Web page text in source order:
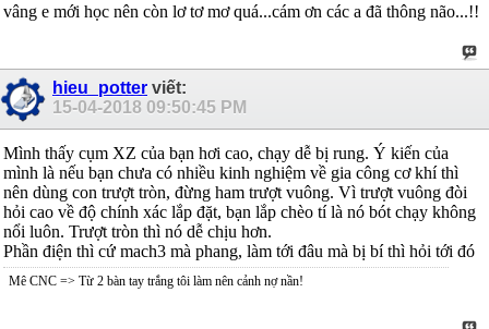
vâng e mới học nên còn lơ tơ mơ quá...cám ơn các a đã thông não...!!
hieu_potter viết:
15-04-2018 09:50:45 PM
Mình thấy cụm XZ của bạn hơi cao, chạy dễ bị rung. Ý kiến của
mình là nếu bạn chưa có nhiều kinh nghiệm về gia công cơ khí thì
nên dùng con trượt tròn, đừng ham trượt vuông. Vì trượt vuông đòi
hỏi cao về độ chính xác lắp đặt, bạn lắp chèo tí là nó bót chạy không
nổi luôn. Trượt tròn thì nó dễ chịu hơn.
Phần điện thì cứ mach3 mà phang, làm tới đâu mà bị bí thì hỏi tới đó
Mê CNC => Từ 2 bàn tay trắng tôi làm nên cảnh nợ nần!